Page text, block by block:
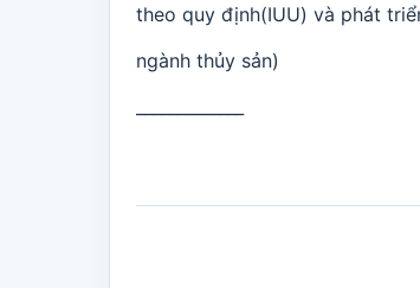
theo quy định(IUU) và phát
ngành thủy sản)